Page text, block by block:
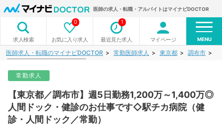
医師の求人・転職・アルバイトはマイナビDOCTOR
求人検索 お気に入り求人
0
最近見た求人
1
マイページ MENU
医師求人・転職のマイナビDOCTOR 常勤医師求人 東京都 調布市
常勤求人
【東京都／調布市】週5日勤務1,200万～1,400万◎
人間ドック・健診のお仕事です◇駅チカ病院（健
診・人間ドック／常勤）